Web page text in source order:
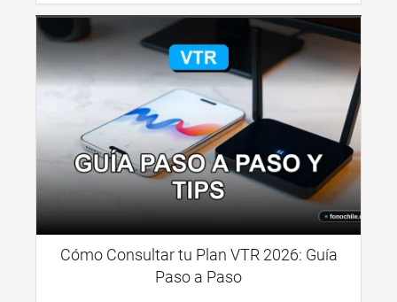
Cómo Consultar tu Plan VTR 2026: Guía
Paso a Paso